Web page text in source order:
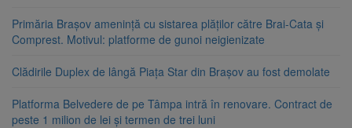
Primăria Brașov amenință cu sistarea plăților către Brai-Cata și
Comprest. Motivul: platforme de gunoi neigienizate
Clădirile Duplex de lângă Piața Star din Brașov au fost demolate
Platforma Belvedere de pe Tâmpa intră în renovare. Contract de
peste 1 milion de lei și termen de trei luni